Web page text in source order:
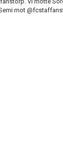
mot